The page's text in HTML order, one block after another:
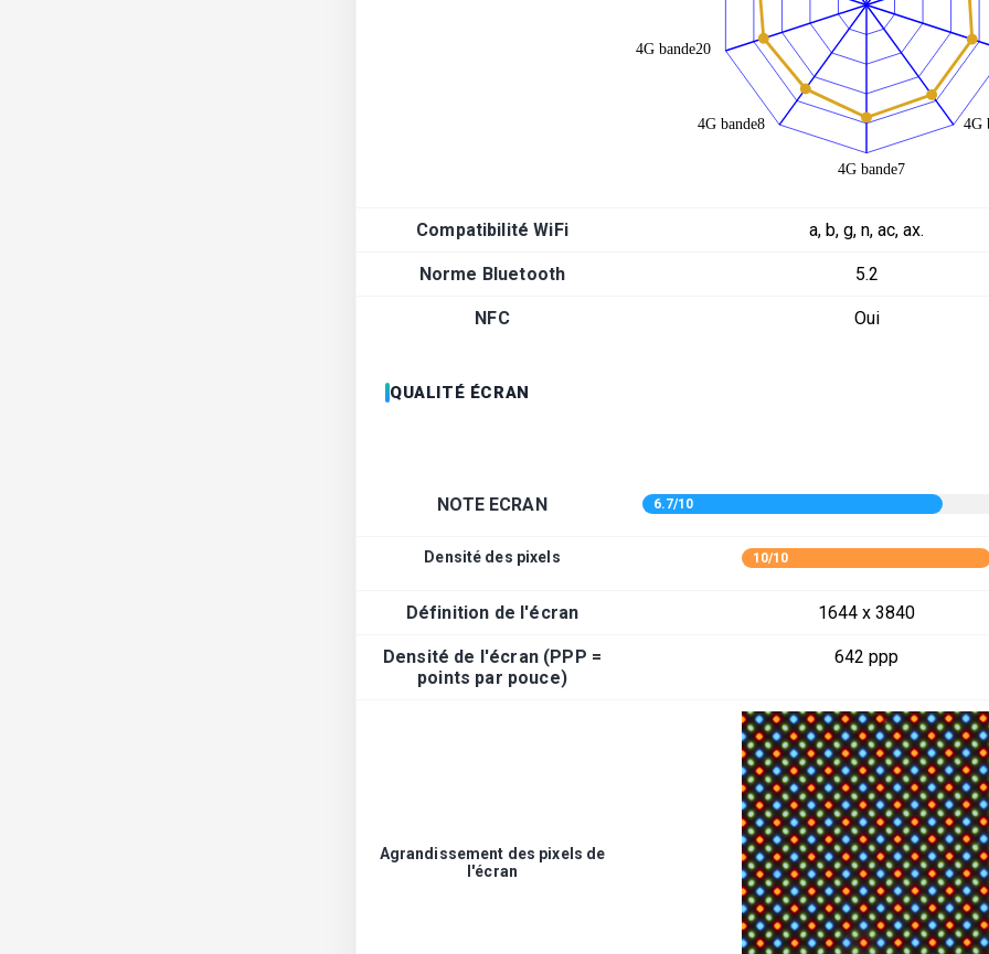
Compatibilité WiFi a, b, g, n, ac, ax.
Norme Bluetooth 5.2
NFC Oui
QUALITÉ ÉCRAN
NOTE ECRAN 6.7/10
Densité des pixels 10/10
Définition de l'écran 1644 x 3840
Densité de l'écran (PPP =
points par pouce)
642 ppp
Agrandissement des pixels de
l'écran